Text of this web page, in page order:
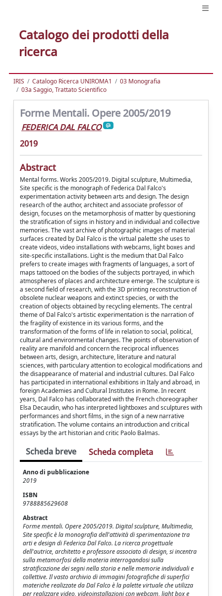
Catalogo dei prodotti della
ricerca
IRIS Catalogo Ricerca UNIROMA1
03 Monografia
03a Saggio, Trattato Scientifico
Forme Mentali. Opere 2005/2019
FEDERICA DAL FALCO
2019
Abstract
Mental forms. Works 2005/2019. Digital sculpture, Multimedia,
Site specific is the monograph of Federica Dal Falco's
experimentation activity between arts and design. The design
research of the author, architect and associate professor of
design, focuses on the metamorphosis of matter by questioning
the stratification of signs in history and in individual and collective
memories. The vast archive of photographic images of material
surfaces created by Dal Falco is the virtual palette she uses to
create videos, video installations with webcams, light boxes and
site-specific installations. Light is the medium that Dal Falco
prefers to create images with fragments of languages, a sort of
maps tattooed on the bodies of the subjects portrayed, in which
atmospheres of places and architecture emerge. The sculpture is
a second field of research, with the 3D printing reconstruction of
obsolete nuclear weapons and extinct species, or with the
creation of objects obtained by recycling elements. The central
theme of Dal Falco's artistic experimentation is the narration of
the fragility of existence in its various forms, and the
transformation of the forms of life in relation to social, political,
cultural and environmental changes. The points of observation of
reality are manifold and concern the reciprocal influences
between arts, design, architecture, literature and natural
sciences, with particulary attention to ecological modifications and
the disappearance of material and industrial cultures. Dal Falco
has participated in international exhibitions in Italy and abroad, in
foreign Academies and Cultural Institutes in Rome. In recent
years, Dal Falco has collaborated with the French choreographer
Elsa Decaudin, who has interpreted lightboxes and sculptures with
performances and short films, in the sign of a new narrative
stratification. The volume contains an introduction and critical
essays by the art historian and critic Paolo Balmas.
Scheda breve Scheda completa
Anno di pubblicazione
2019
ISBN
9788885629608
Abstract
Forme mentali. Opere 2005/2019. Digital sculpture, Multimedia,
Site specific è la monografia dell'attività di sperimentazione tra
arti e design di Federica Dal Falco. La ricerca progettuale
dell'autrice, architetto e professore associato di design, si incentra
sulla metamorfosi della materia interrogandosi sulla
stratificazione dei segni nella storia e nelle memorie individuali e
collettive. Il vasto archivio di immagini fotografiche di superfici
materiche realizzate da Dal Falco è la palette virtuale che utilizza
per realizzare video, videoinstallazioni con webcam, light box e